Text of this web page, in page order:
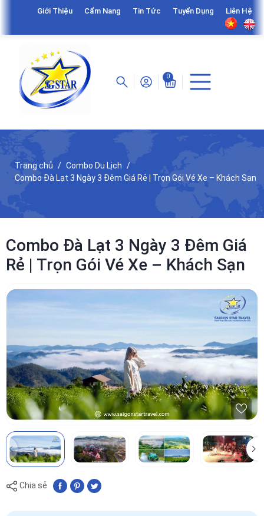
Giới Thiệu Cẩm Nang Tin Tức Tuyển Dụng Liên Hệ
0
Trang chủ
Combo Du Lịch
Combo Đà Lạt 3 Ngày 3 Đêm Giá Rẻ | Trọn Gói Vé Xe – Khách Sạn
Combo Đà Lạt 3 Ngày 3 Đêm Giá
Rẻ | Trọn Gói Vé Xe – Khách Sạn
Chia sẻ